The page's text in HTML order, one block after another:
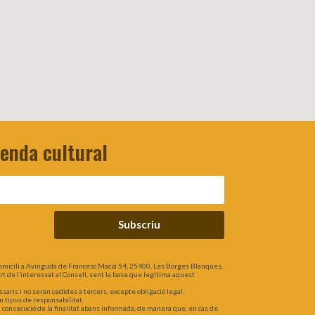
cultural
Subscriu
a Avinguda de Francesc Macià 54, 25400, Les Borges Blanques,
de l’interessat al Consell, sent la base que legitima aquest
i no seran cedides a tercers, excepte obligació legal.
tipus de responsabilitat.
de la finalitat abans informada, de manera que, en cas de